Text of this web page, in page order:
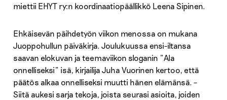
miettii EHYT ry:n koordinaatiopäällikkö Leena Sipinen.
Ehkäisevän päihdetyön viikon menossa on mukana
Juoppohullun päiväkirja. Joulukuussa ensi-iltansa
saavan elokuvan ja teemaviikon sloganin ”Ala
onnelliseksi” isä, kirjailija Juha Vuorinen kertoo, että
päätös alkaa onnelliseksi muutti hänen elämänsä. –
Siitä aukesi sarja tekoja, joista seurasi asioita, joiden